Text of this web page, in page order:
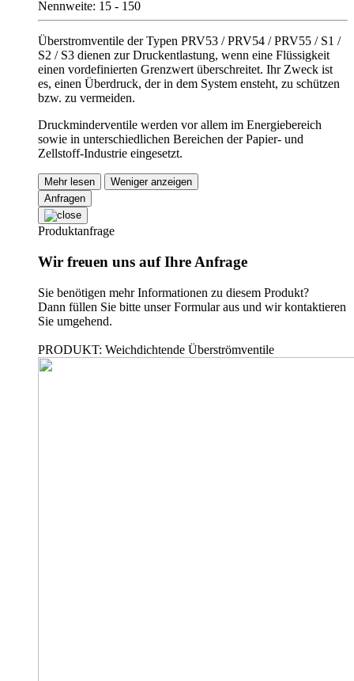
Nennweite: 15 - 150
Überstromventile der Typen PRV53 / PRV54 / PRV55 / S1 /
S2 / S3 dienen zur Druckentlastung, wenn eine Flüssigkeit
einen vordefinierten Grenzwert überschreitet. Ihr Zweck ist
es, einen Überdruck, der in dem System ensteht, zu schützen
bzw. zu vermeiden.
Druckminderventile werden vor allem im Energiebereich
sowie in unterschiedlichen Bereichen der Papier- und
Zellstoff-Industrie eingesetzt.
Mehr lesen
Weniger anzeigen
Anfragen
Produktanfrage
Wir freuen uns auf Ihre Anfrage
Sie benötigen mehr Informationen zu diesem Produkt?
Dann füllen Sie bitte unser Formular aus und wir kontaktieren
Sie umgehend.
PRODUKT: Weichdichtende Überströmventile